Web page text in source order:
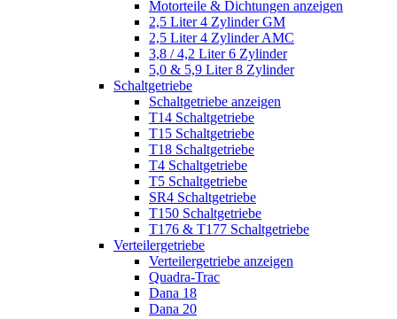
Motorteile & Dichtungen anzeigen
2,5 Liter 4 Zylinder GM
2,5 Liter 4 Zylinder AMC
3,8 / 4,2 Liter 6 Zylinder
5,0 & 5,9 Liter 8 Zylinder
Schaltgetriebe
Schaltgetriebe anzeigen
T14 Schaltgetriebe
T15 Schaltgetriebe
T18 Schaltgetriebe
T4 Schaltgetriebe
T5 Schaltgetriebe
SR4 Schaltgetriebe
T150 Schaltgetriebe
T176 & T177 Schaltgetriebe
Verteilergetriebe
Verteilergetriebe anzeigen
Quadra-Trac
Dana 18
Dana 20